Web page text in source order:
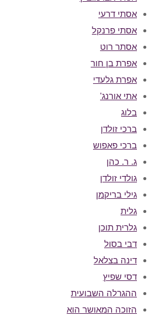
אסתי דרעי
אסתי פרנקל
אסתר רוט
אפרת בן חור
אפרת גלעדי
אתי אורנג'
בלוג
ברכי זולדן
ברכי פאפוש
ג. ר. כהן
גולדי זולדן
גילי בריקמן
גלית
גלרית תוכן
דבי בסול
דינה בצלאל
דסי שפיץ
ההגרלה השבועית
הזוכה המאושר הוא